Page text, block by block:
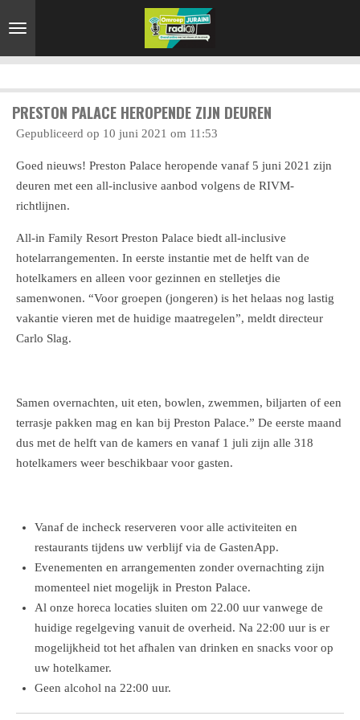
direct
naar
PRESTON PALACE HEROPENDE ZIJN DEUREN
Gepubliceerd op 10 juni 2021 om 11:53
Goed nieuws! Preston Palace heropende vanaf 5 juni 2021 zijn
deuren met een all-inclusive aanbod volgens de RIVM-
richtlijnen.
All-in Family Resort Preston Palace biedt all-inclusive
hotelarrangementen. In eerste instantie met de helft van de
hotelkamers en alleen voor gezinnen en stelletjes die
samenwonen. “Voor groepen (jongeren) is het helaas nog lastig
vakantie vieren met de huidige maatregelen”, meldt directeur
Carlo Slag.
Samen overnachten, uit eten, bowlen, zwemmen, biljarten of een
terrasje pakken mag en kan bij Preston Palace.” De eerste maand
dus met de helft van de kamers en vanaf 1 juli zijn alle 318
hotelkamers weer beschikbaar voor gasten.
Vanaf de incheck reserveren voor alle activiteiten en
restaurants tijdens uw verblijf via de GastenApp.
Evenementen en arrangementen zonder overnachting zijn
momenteel niet mogelijk in Preston Palace.
Al onze horeca locaties sluiten om 22.00 uur vanwege de
huidige regelgeving vanuit de overheid. Na 22:00 uur is er
mogelijkheid tot het afhalen van drinken en snacks voor op
uw hotelkamer.
Geen alcohol na 22:00 uur.